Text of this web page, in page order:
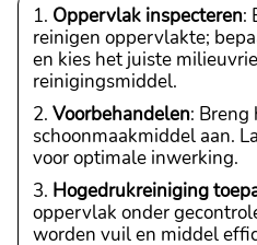
Oppervlak inspecteren:
reinigen oppervlakte;
en kies het juiste
reinigingsmiddel.
Voorbehandelen: Breng
schoonmaakmiddel aan.
voor optimale inwerking.
Hogedrukreiniging
oppervlak onder
worden vuil en middel